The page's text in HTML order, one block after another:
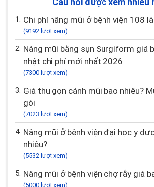
muốn hỏi bác sĩ nâng mũi không đau 6d có tốt
Câu hỏi được xem nhiều
Chi phí nâng mũi ở bệnh viện 108 là
(9192 lượt xem)
nhật chi phí mới nhất 2026
(7300 lượt xem)
Giá thu gọn cánh mũi bao nhiêu? Mức chi phí trọn
gói
(7023 lượt xem)
Nâng mũi ở bệnh viện đại học y dược giá bao